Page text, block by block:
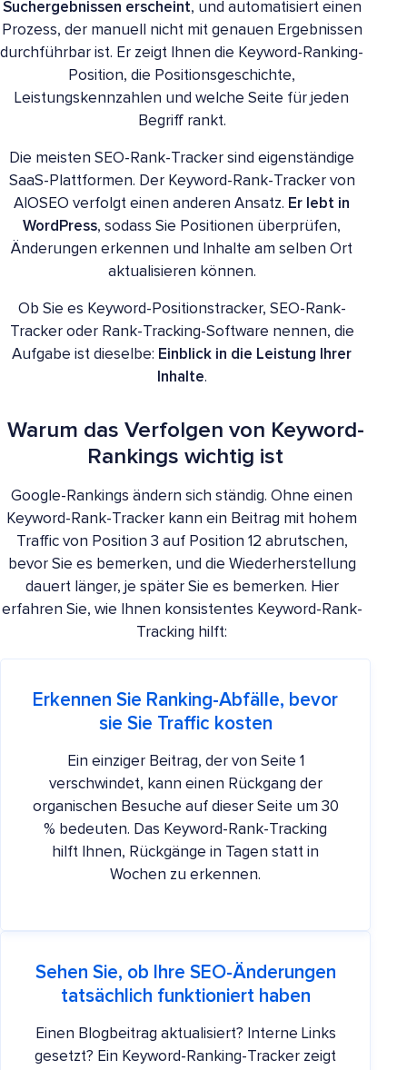
Suchergebnissen erscheint, und automatisiert einen
Prozess, der manuell nicht mit genauen Ergebnissen
durchführbar ist. Er zeigt Ihnen die Keyword-Ranking-
Position, die Positionsgeschichte,
Leistungskennzahlen und welche Seite für jeden
Begriff rankt.
Die meisten SEO-Rank-Tracker sind eigenständige
SaaS-Plattformen. Der Keyword-Rank-Tracker von
AIOSEO verfolgt einen anderen Ansatz. Er lebt in
WordPress, sodass Sie Positionen überprüfen,
Änderungen erkennen und Inhalte am selben Ort
aktualisieren können.
Ob Sie es Keyword-Positionstracker, SEO-Rank-
Tracker oder Rank-Tracking-Software nennen, die
Aufgabe ist dieselbe: Einblick in die Leistung Ihrer
Inhalte.
Warum das Verfolgen von Keyword-
Rankings wichtig ist
Google-Rankings ändern sich ständig. Ohne einen
Keyword-Rank-Tracker kann ein Beitrag mit hohem
Traffic von Position 3 auf Position 12 abrutschen,
bevor Sie es bemerken, und die Wiederherstellung
dauert länger, je später Sie es bemerken. Hier
erfahren Sie, wie Ihnen konsistentes Keyword-Rank-
Tracking hilft:
Erkennen Sie Ranking-Abfälle, bevor
sie Sie Traffic kosten
Ein einziger Beitrag, der von Seite 1
verschwindet, kann einen Rückgang der
organischen Besuche auf dieser Seite um 30
% bedeuten. Das Keyword-Rank-Tracking
hilft Ihnen, Rückgänge in Tagen statt in
Wochen zu erkennen.
Sehen Sie, ob Ihre SEO-Änderungen
tatsächlich funktioniert haben
Einen Blogbeitrag aktualisiert? Interne Links
gesetzt? Ein Keyword-Ranking-Tracker zeigt